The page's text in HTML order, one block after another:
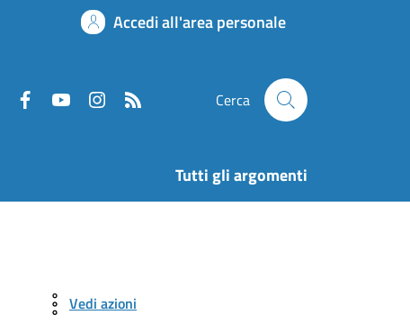
Accedi all'area personale
Cerca
Tutti gli argomenti
Vedi azioni